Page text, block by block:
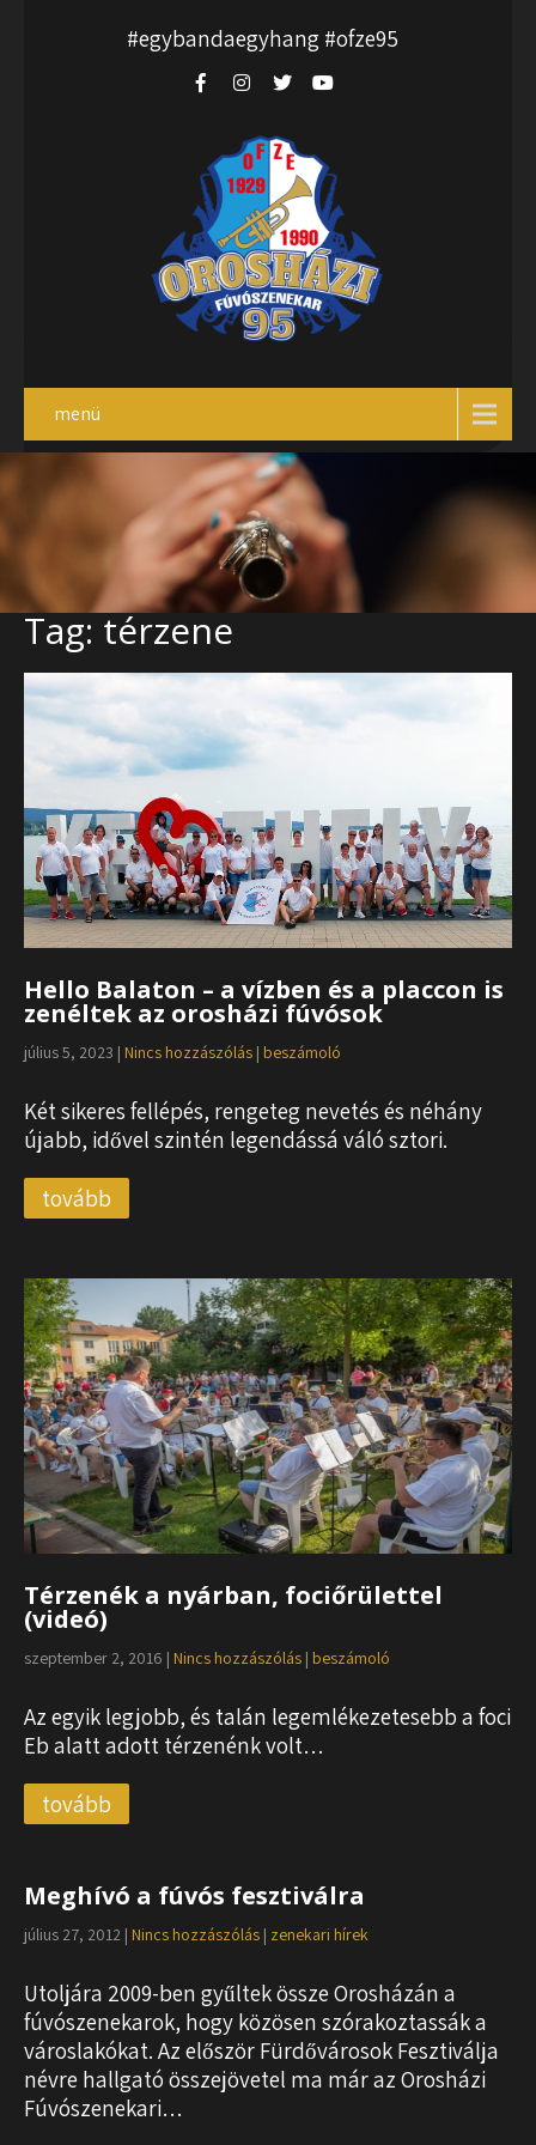
#egybandaegyhang #ofze95
menü
Tag: térzene
Hello Balaton – a vízben és a placcon is
zenéltek az orosházi fúvósok
július 5, 2023 | Nincs hozzászólás | beszámoló
Két sikeres fellépés, rengeteg nevetés és néhány
újabb, idővel szintén legendássá váló sztori.
tovább
Térzenék a nyárban, fociőrülettel
(videó)
szeptember 2, 2016 | Nincs hozzászólás | beszámoló
Az egyik legjobb, és talán legemlékezetesebb a foci
Eb alatt adott térzenénk volt…
tovább
Meghívó a fúvós fesztiválra
július 27, 2012 | Nincs hozzászólás | zenekari hírek
Utoljára 2009-ben gyűltek össze Orosházán a
fúvószenekarok, hogy közösen szórakoztassák a
városlakókat. Az először Fürdővárosok Fesztiválja
névre hallgató összejövetel ma már az Orosházi
Fúvószenekari…